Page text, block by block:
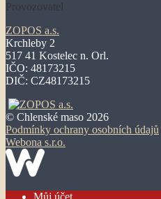
Provozovatel
ZOPOS a.s.
Krchleby 2
517 41 Kostelec n. Orl.
IČO: 48173215
DIČ: CZ48173215
© Chlenské maso 2026
Podmínky ochrany osobních údajů
Webona s.r.o.
Můj účet